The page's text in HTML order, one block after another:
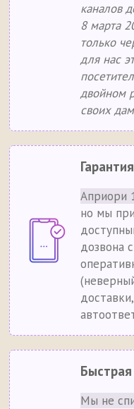
каналов
8 марта
только
для нас
двойном
своих дам
Априори
но мы
дозвона
Мы не